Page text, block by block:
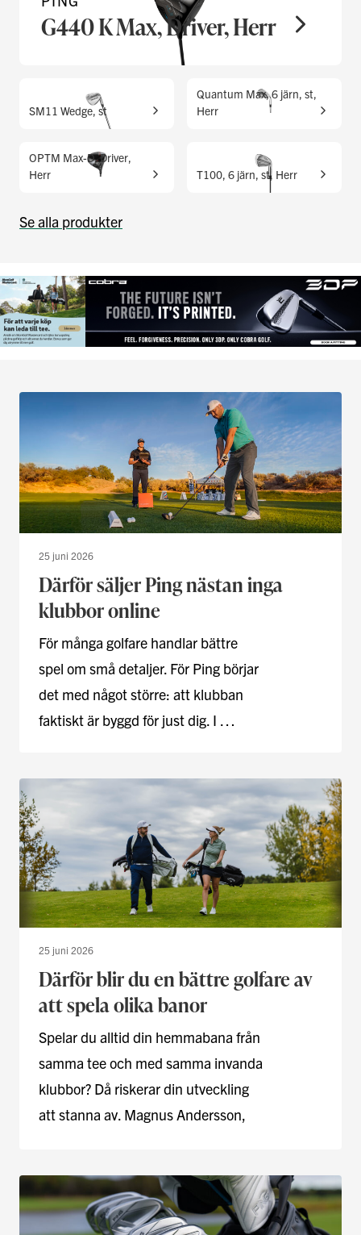
G440 K Max, Driver, Herr
SM11 Wedge, st
Quantum Max, 6 järn, st,
Herr
OPTM Max-D, Driver,
Herr
T100, 6 järn, st, Herr
Se alla produkter
25 juni 2026
Därför säljer Ping nästan inga
klubbor online
För många golfare handlar bättre
spel om små detaljer. För Ping börjar
det med något större: att klubban
faktiskt är byggd för just dig. I …
25 juni 2026
Därför blir du en bättre golfare av
att spela olika banor
Spelar du alltid din hemmabana från
samma tee och med samma invanda
klubbor? Då riskerar din utveckling
att stanna av. Magnus Andersson,